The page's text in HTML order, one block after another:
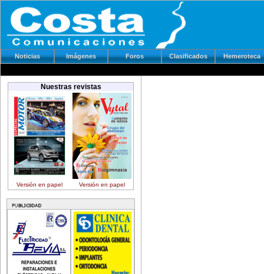
Noticias Imágenes Foros Clasificados Hemeroteca
Nuestras revistas
Versión en papel Versión en papel